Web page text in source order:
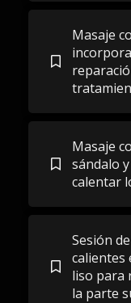
Masaje
Masaje
sándalo
calentar
Sesión
calientes
liso para
la parte